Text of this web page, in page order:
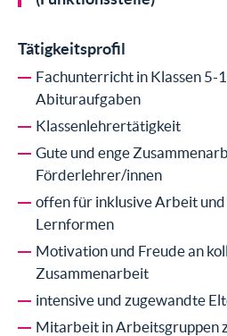
Tätigkeitsprofil
Fachunterricht in Klassen 5-
Abituraufgaben
Klassenlehrertätigkeit
Gute und enge
Förderlehrer/innen
offen für inklusive Arbeit
Lernformen
Motivation und Freude an
Zusammenarbeit
intensive und zugewandte
Mitarbeit in Arbeitsgruppen